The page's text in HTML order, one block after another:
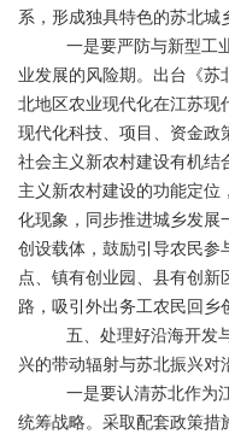
系，形成独具特色的苏北城
一是要严防与新型工
业发展的风险期。出台《苏
北地区农业现代化在江苏现
现代化科技、项目、资金政
社会主义新农村建设有机结
主义新农村建设的功能定位
化现象，同步推进城乡发展
创设载体，鼓励引导农民参
点、镇有创业园、县有创新
路，吸引外出务工农民回乡
五、处理好沿海开发
兴的带动辐射与苏北振兴对
一是要认清苏北作为
统筹战略。采取配套政策措